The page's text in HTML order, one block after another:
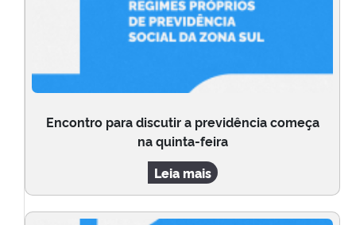
Encontro para discutir a previdência começa
na quinta-feira
Leia mais